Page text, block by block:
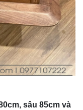
sâu 85cm và